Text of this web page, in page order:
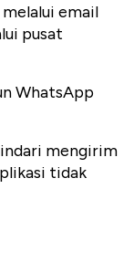
email
pusat
WhatsApp
mengirim
tidak